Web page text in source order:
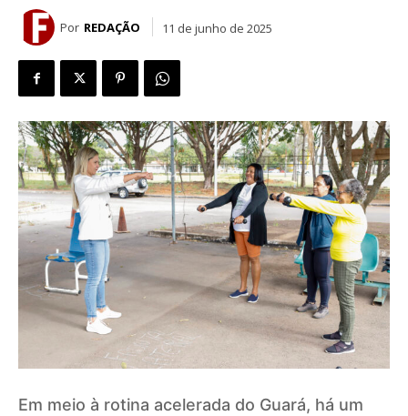
Por REDAÇÃO 11 de junho de 2025
Em meio à rotina acelerada do Guará, há um